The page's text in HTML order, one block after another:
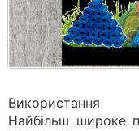
Використання
Найбільш широке